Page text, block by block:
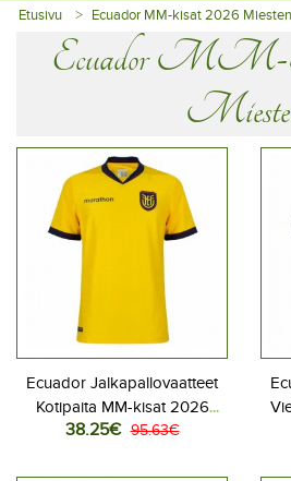
Etusivu Ecuador MM-kisat 2026 Miesten
Ecuador MM-
Ecuador Jalkapallovaatteet
Kotipaita MM-kisat 2026
Lyhythihainen
38.25€ 95.63€